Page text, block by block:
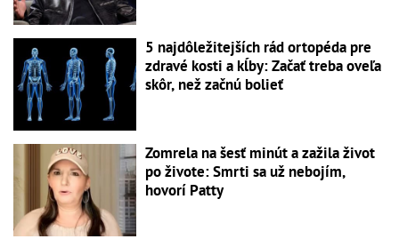
5 najdôležitejších rád ortopéda pre
zdravé kosti a kĺby: Začať treba oveľa
skôr, než začnú bolieť
Zomrela na šesť minút a zažila život
po živote: Smrti sa už nebojím,
hovorí Patty